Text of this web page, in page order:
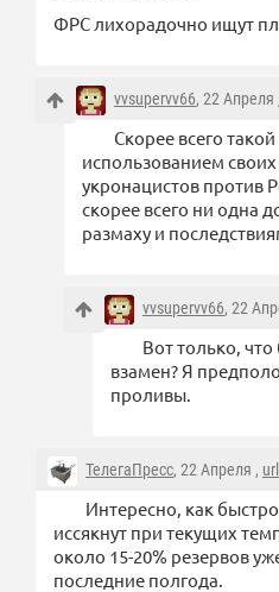
ФРС лихорадочно ищут
vvsupervv66, 22 Апреля ,
Скорее всего
использованием
укронацистов против
скорее всего ни одна
размаху и
vvsupervv66, 22
Вот только,
взамен? Я
проливы.
ТелегаПресс, 22 Апреля , url
Интересно, как
иссякнут при текущих
около 15-20% резервов
последние полгода.